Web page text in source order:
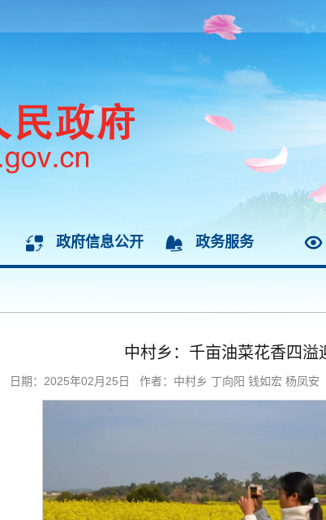
政府信息公开 政务服务
中村乡：千亩油菜花香四溢
日期：2025年02月25日 作者：中村乡 丁向阳 钱如宏 杨凤